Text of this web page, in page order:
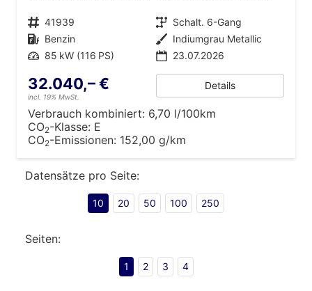
Fahrzeugnr. 41939 Getriebe Schalt. 6-Gang
Kraftstoff Benzin Außenfarbe Indiumgrau Metallic
Leistung 85 kW (116 PS) 23.07.2026
32.040,– €
incl. 19% MwSt.
Details
Verbrauch kombiniert: 6,70 l/100km
CO2-Klasse: E
CO2-Emissionen: 152,00 g/km
Datensätze pro Seite:
10 20 50 100 250
Seiten:
1 2 3 4